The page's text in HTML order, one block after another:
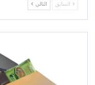
السابق التالي